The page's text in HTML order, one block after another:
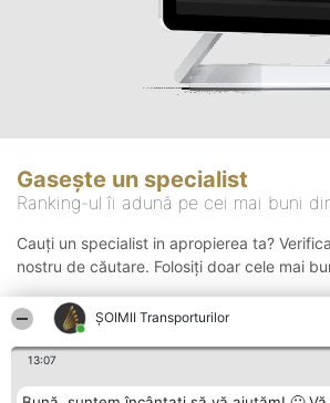
ȘOIMII Transporturilor
13:07
Gasește un specialist
Ranking-ul îi adună pe cei mai buni
Cauți un specialist in apropierea ta?
nostru de căutare. Folosiți doar cele mai